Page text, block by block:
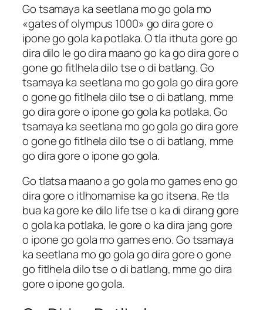
Go tsamaya ka seetlana mo go gola mo
«gates of olympus 1000» go dira gore o
ipone go gola ka potlaka. O tla ithuta gore go
dira dilo le go dira maano go ka go dira gore o
gone go fitlhela dilo tse o di batlang. Go
tsamaya ka seetlana mo go gola go dira gore
o gone go fitlhela dilo tse o di batlang, mme
go dira gore o ipone go gola ka potlaka. Go
tsamaya ka seetlana mo go gola go dira gore
o gone go fitlhela dilo tse o di batlang, mme
go dira gore o ipone go gola.
Go tlatsa maano a go gola mo games eno go
dira gore o itlhomamise ka go itsena. Re tla
bua ka gore ke dilo life tse o ka di dirang gore
o gola ka potlaka, le gore o ka dira jang gore
o ipone go gola mo games eno. Go tsamaya
ka seetlana mo go gola go dira gore o gone
go fitlhela dilo tse o di batlang, mme go dira
gore o ipone go gola.